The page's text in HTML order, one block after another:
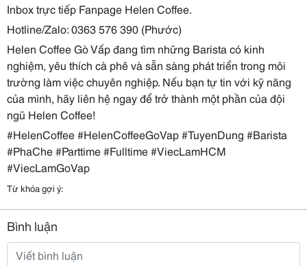
Inbox trực tiếp Fanpage Helen Coffee.
Hotline/Zalo: 0363 576 390 (Phước)
Helen Coffee Gò Vấp đang tìm những Barista có kinh
nghiệm, yêu thích cà phê và sẵn sàng phát triển trong môi
trường làm việc chuyên nghiệp. Nếu bạn tự tin với kỹ năng
của mình, hãy liên hệ ngay để trở thành một phần của đội
ngũ Helen Coffee!
#HelenCoffee #HelenCoffeeGoVap #TuyenDung #Barista
#PhaChe #Parttime #Fulltime #ViecLamHCM
#ViecLamGoVap
Từ khóa gợi ý:
Bình luận